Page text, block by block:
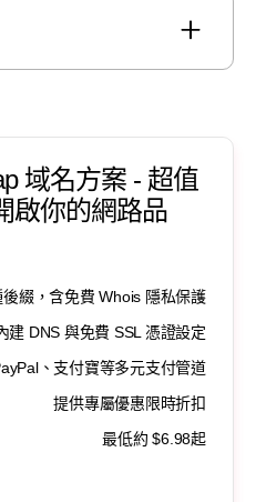
域名方案 - 超值
啟你的網路品
後綴，含免費 Whois 隱私保護
建 DNS 與免費 SSL 憑證設定
、支付寶等多元支付管道
提供專屬優惠限時折扣
最低約 $6.98起